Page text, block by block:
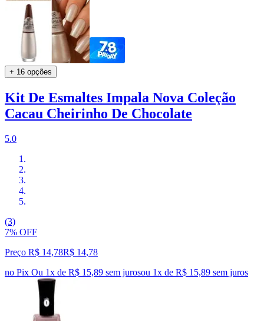
+ 16 opções
Kit De Esmaltes Impala Nova Coleção
Cacau Cheirinho De Chocolate
5.0
(3)
7% OFF
Preço R$ 14,78R$ 14,78
no Pix Ou 1x de R$ 15,89 sem jurosou 1x de R$ 15,89 sem juros